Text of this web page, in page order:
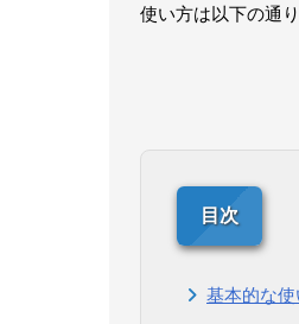
使い方は以下の通り
基本的な